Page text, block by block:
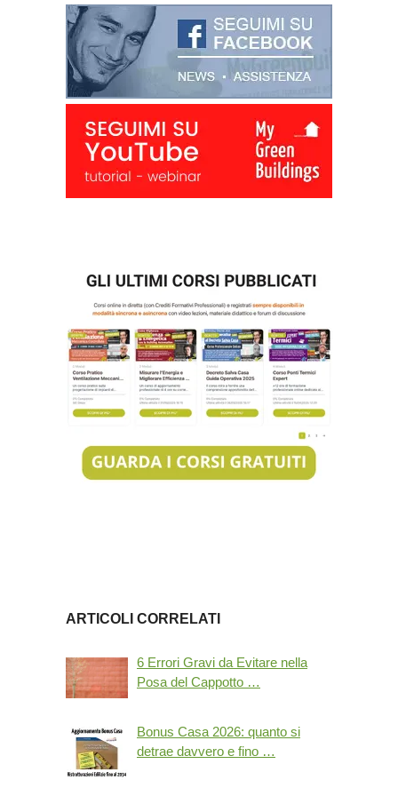
ARTICOLI CORRELATI
6 Errori Gravi da Evitare nella
Posa del Cappotto …
Bonus Casa 2026: quanto si
detrae davvero e fino …